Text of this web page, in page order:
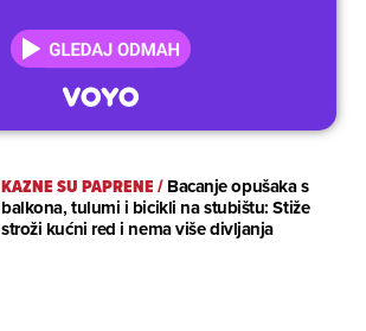
KAZNE SU PAPRENE/Bacanje opušaka s
balkona, tulumi i bicikli na stubištu: Stiže
stroži kućni red i nema više divljanja